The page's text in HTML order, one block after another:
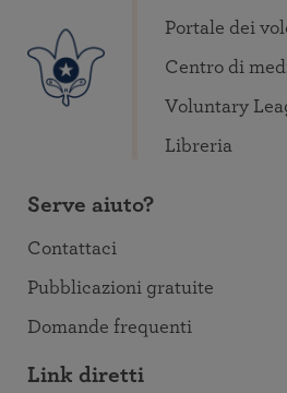
Portale dei
Centro di
Voluntary
Libreria
Serve aiuto?
Contattaci
Pubblicazioni gratuite
Domande frequenti
Link diretti